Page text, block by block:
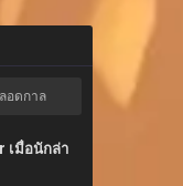
อดกาล